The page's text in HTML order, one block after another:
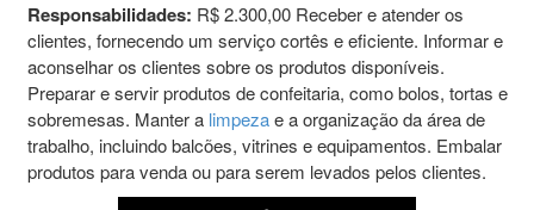
Responsabilidades: R$ 2.300,00 Receber e atender os
clientes, fornecendo um serviço cortês e eficiente. Informar e
aconselhar os clientes sobre os produtos disponíveis.
Preparar e servir produtos de confeitaria, como bolos, tortas e
sobremesas. Manter a limpezae a organização da área de
trabalho, incluindo balcões, vitrines e equipamentos. Embalar
produtos para venda ou para serem levados pelos clientes.